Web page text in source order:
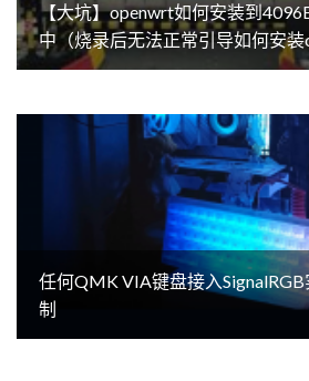
【大坑】openwrt如何安装到
中（烧录后无法正常引导如何安
任何QMK VIA键盘接入
制